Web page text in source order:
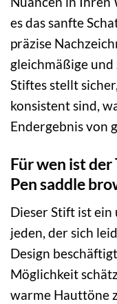
es das sanfte
präzise
gleichmäßige und
Stiftes stellt
konsistent sind,
Endergebnis von
Für wen ist
Pen saddle
Dieser Stift ist
jeden, der sich
Design
Möglichkeit
warme Hauttöne